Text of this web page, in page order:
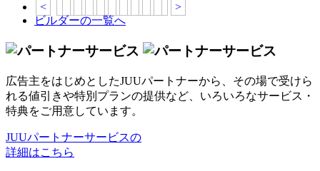
<
>
ビルダーの一覧へ
広告主をはじめとしたJUUパートナーから、その場で受けら
れる値引きや特別プランの提供など、いろいろなサービス・
特典をご用意しています。
JUUパートナーサービスの
詳細はこちら